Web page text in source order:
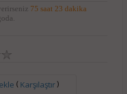
75 saat 23 dakika
( Karşılaştır)